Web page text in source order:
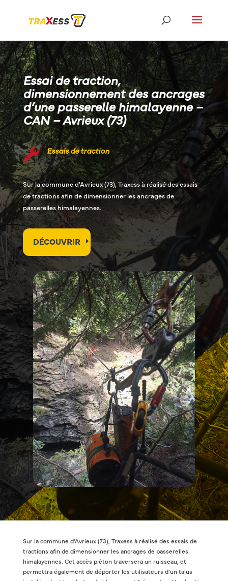
Essai de traction,
dimensionnement des ancrages
d’une passerelle himalayenne –
CAN – Avrieux (73)
 Essais de traction
Sur la commune d'Avrieux (73), Traxess à réalisé des essais
de tractions afin de dimensionner les ancrages de
passerelles himalayennes.
DÉCOUVRIR
Sur la commune d’Avrieux (73), Traxess à réalisé des essais de
tractions afin de dimensionner les ancrages de passerelles
himalayennes. Cet accès piéton traversera un ruisseau, et
permettra également de déporter les utilisateurs d’un talus